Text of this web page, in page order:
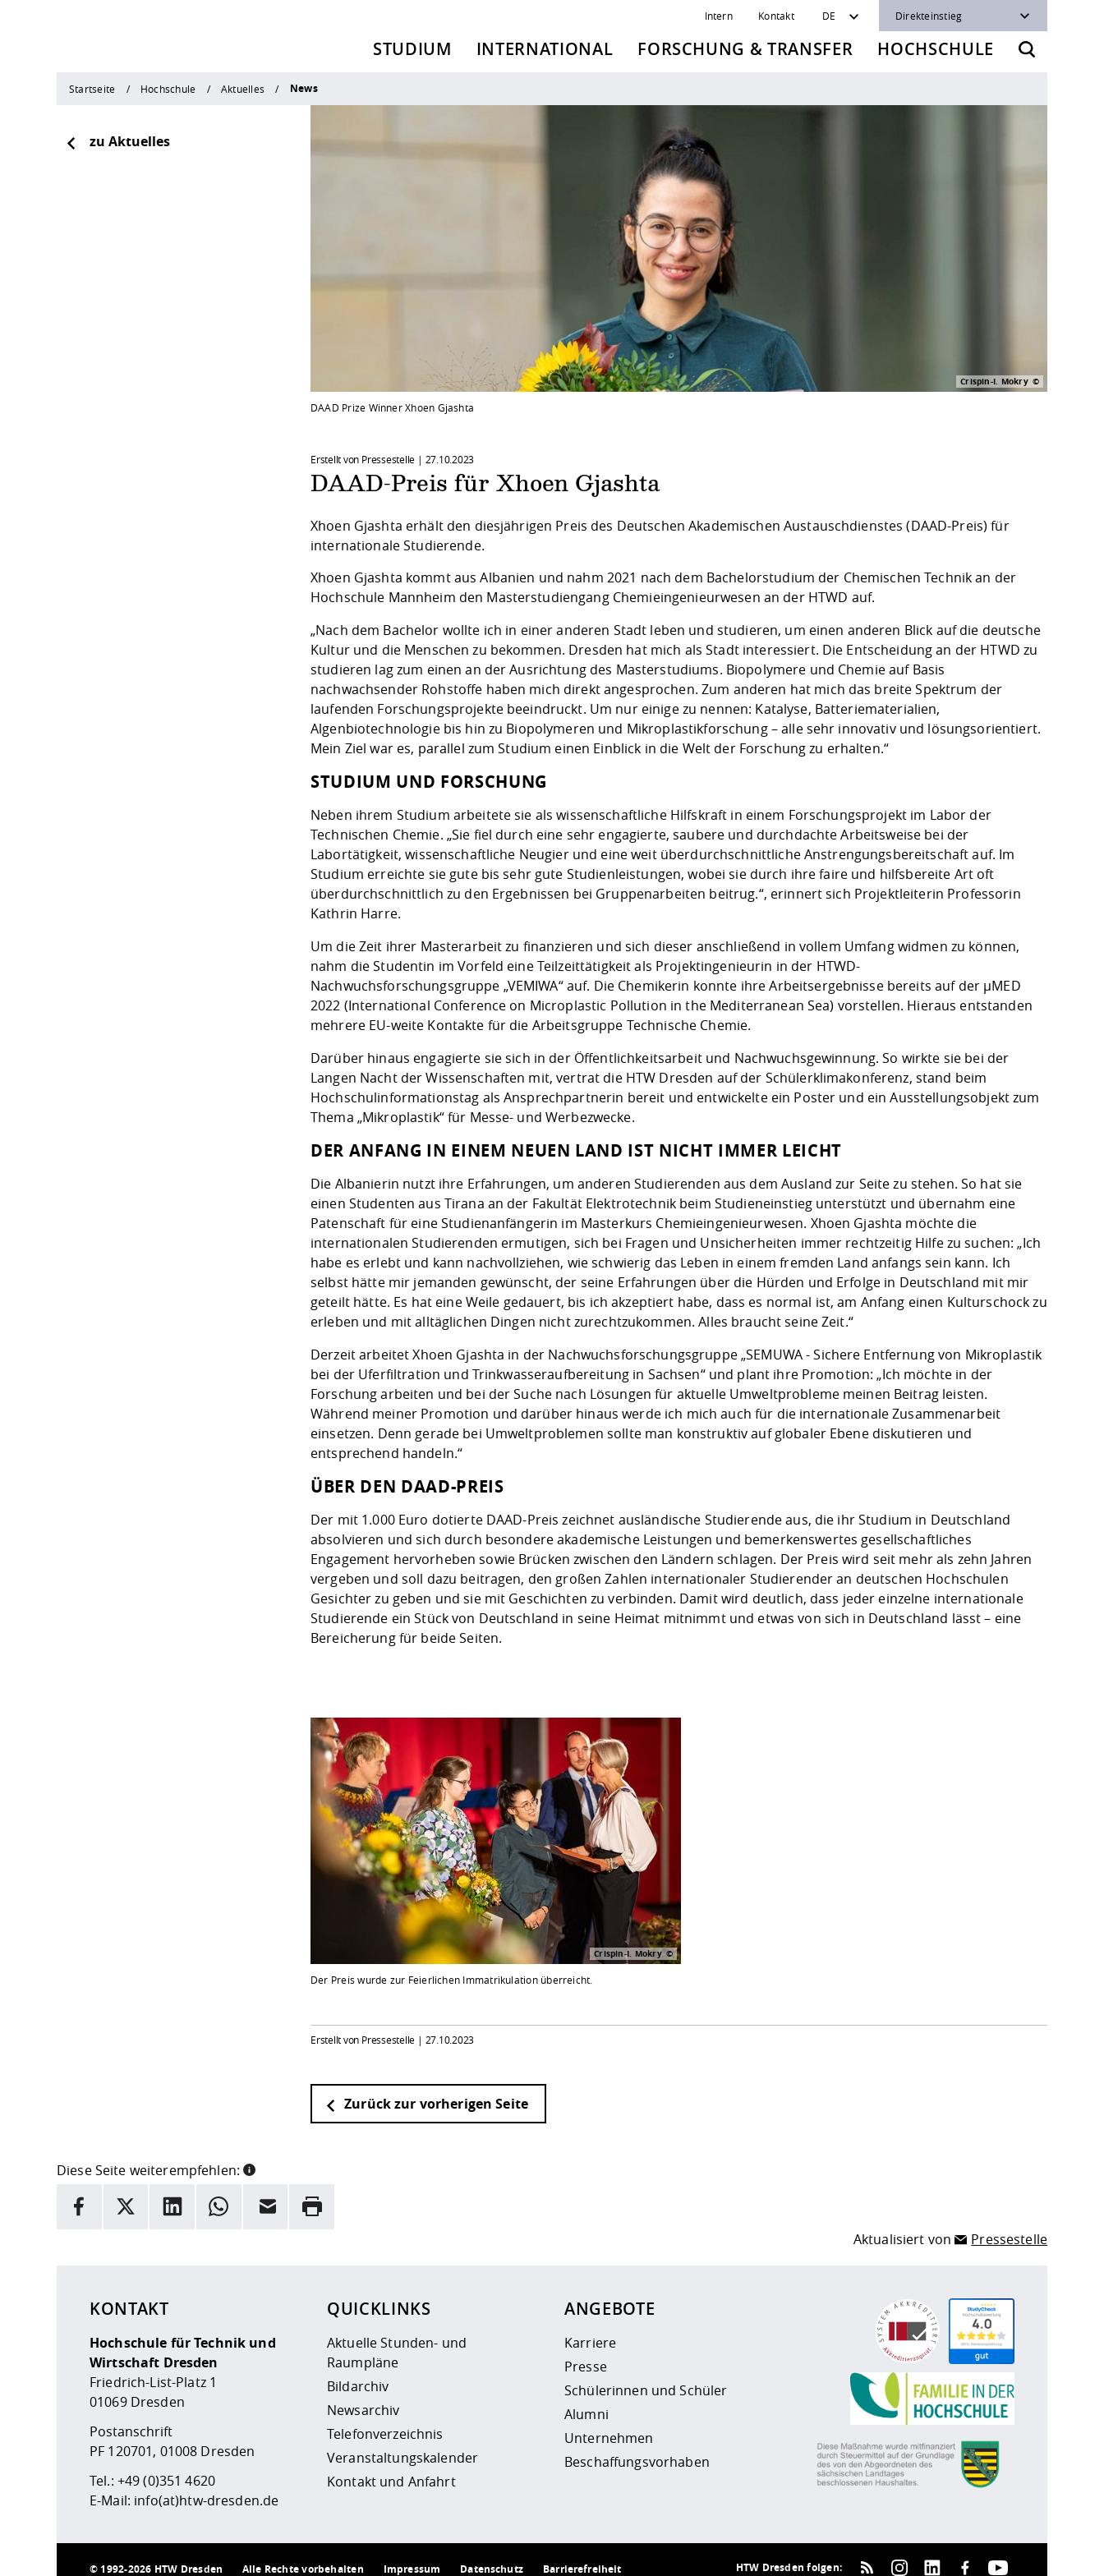
Intern Kontakt DE Direkteinstieg
STUDIUM INTERNATIONAL FORSCHUNG & TRANSFER HOCHSCHULE
Startseite Hochschule Aktuelles News
zu Aktuelles
Crispin-I. Mokry
DAAD Prize Winner Xhoen Gjashta
Erstellt von Pressestelle | 27.10.2023
DAAD-Preis für Xhoen Gjashta
Xhoen Gjashta erhält den diesjährigen Preis des Deutschen Akademischen Austauschdienstes (DAAD-Preis) für
internationale Studierende.
Xhoen Gjashta kommt aus Albanien und nahm 2021 nach dem Bachelorstudium der Chemischen Technik an der
Hochschule Mannheim den Masterstudiengang Chemieingenieurwesen an der HTWD auf.
„Nach dem Bachelor wollte ich in einer anderen Stadt leben und studieren, um einen anderen Blick auf die deutsche
Kultur und die Menschen zu bekommen. Dresden hat mich als Stadt interessiert. Die Entscheidung an der HTWD zu
studieren lag zum einen an der Ausrichtung des Masterstudiums. Biopolymere und Chemie auf Basis
nachwachsender Rohstoffe haben mich direkt angesprochen. Zum anderen hat mich das breite Spektrum der
laufenden Forschungsprojekte beeindruckt. Um nur einige zu nennen: Katalyse, Batteriematerialien,
Algenbiotechnologie bis hin zu Biopolymeren und Mikroplastikforschung – alle sehr innovativ und lösungsorientiert.
Mein Ziel war es, parallel zum Studium einen Einblick in die Welt der Forschung zu erhalten.“
STUDIUM UND FORSCHUNG
Neben ihrem Studium arbeitete sie als wissenschaftliche Hilfskraft in einem Forschungsprojekt im Labor der
Technischen Chemie. „Sie fiel durch eine sehr engagierte, saubere und durchdachte Arbeitsweise bei der
Labortätigkeit, wissenschaftliche Neugier und eine weit überdurchschnittliche Anstrengungsbereitschaft auf. Im
Studium erreichte sie gute bis sehr gute Studienleistungen, wobei sie durch ihre faire und hilfsbereite Art oft
überdurchschnittlich zu den Ergebnissen bei Gruppenarbeiten beitrug.“, erinnert sich Projektleiterin Professorin
Kathrin Harre.
Um die Zeit ihrer Masterarbeit zu finanzieren und sich dieser anschließend in vollem Umfang widmen zu können,
nahm die Studentin im Vorfeld eine Teilzeittätigkeit als Projektingenieurin in der HTWD-
Nachwuchsforschungsgruppe „VEMIWA“ auf. Die Chemikerin konnte ihre Arbeitsergebnisse bereits auf der µMED
2022 (International Conference on Microplastic Pollution in the Mediterranean Sea) vorstellen. Hieraus entstanden
mehrere EU-weite Kontakte für die Arbeitsgruppe Technische Chemie.
Darüber hinaus engagierte sie sich in der Öffentlichkeitsarbeit und Nachwuchsgewinnung. So wirkte sie bei der
Langen Nacht der Wissenschaften mit, vertrat die HTW Dresden auf der Schülerklimakonferenz, stand beim
Hochschulinformationstag als Ansprechpartnerin bereit und entwickelte ein Poster und ein Ausstellungsobjekt zum
Thema „Mikroplastik“ für Messe- und Werbezwecke.
DER ANFANG IN EINEM NEUEN LAND IST NICHT IMMER LEICHT
Die Albanierin nutzt ihre Erfahrungen, um anderen Studierenden aus dem Ausland zur Seite zu stehen. So hat sie
einen Studenten aus Tirana an der Fakultät Elektrotechnik beim Studieneinstieg unterstützt und übernahm eine
Patenschaft für eine Studienanfängerin im Masterkurs Chemieingenieurwesen. Xhoen Gjashta möchte die
internationalen Studierenden ermutigen, sich bei Fragen und Unsicherheiten immer rechtzeitig Hilfe zu suchen: „Ich
habe es erlebt und kann nachvollziehen, wie schwierig das Leben in einem fremden Land anfangs sein kann. Ich
selbst hätte mir jemanden gewünscht, der seine Erfahrungen über die Hürden und Erfolge in Deutschland mit mir
geteilt hätte. Es hat eine Weile gedauert, bis ich akzeptiert habe, dass es normal ist, am Anfang einen Kulturschock zu
erleben und mit alltäglichen Dingen nicht zurechtzukommen. Alles braucht seine Zeit.“
Derzeit arbeitet Xhoen Gjashta in der Nachwuchsforschungsgruppe „SEMUWA - Sichere Entfernung von Mikroplastik
bei der Uferfiltration und Trinkwasseraufbereitung in Sachsen“ und plant ihre Promotion: „Ich möchte in der
Forschung arbeiten und bei der Suche nach Lösungen für aktuelle Umweltprobleme meinen Beitrag leisten.
Während meiner Promotion und darüber hinaus werde ich mich auch für die internationale Zusammenarbeit
einsetzen. Denn gerade bei Umweltproblemen sollte man konstruktiv auf globaler Ebene diskutieren und
entsprechend handeln.“
ÜBER DEN DAAD-PREIS
Der mit 1.000 Euro dotierte DAAD-Preis zeichnet ausländische Studierende aus, die ihr Studium in Deutschland
absolvieren und sich durch besondere akademische Leistungen und bemerkenswertes gesellschaftliches
Engagement hervorheben sowie Brücken zwischen den Ländern schlagen. Der Preis wird seit mehr als zehn Jahren
vergeben und soll dazu beitragen, den großen Zahlen internationaler Studierender an deutschen Hochschulen
Gesichter zu geben und sie mit Geschichten zu verbinden. Damit wird deutlich, dass jeder einzelne internationale
Studierende ein Stück von Deutschland in seine Heimat mitnimmt und etwas von sich in Deutschland lässt – eine
Bereicherung für beide Seiten.
Crispin-I. Mokry
Der Preis wurde zur Feierlichen Immatrikulation überreicht.
Erstellt von Pressestelle | 27.10.2023
Zurück zur vorherigen Seite
Diese Seite weiterempfehlen:
INFORMATION
Facebook
X LinkedInWhatsappE-Mail Drucken
Aktualisiert von Pressestelle
KONTAKT
Hochschule für Technik und
Wirtschaft Dresden
Friedrich-List-Platz 1
01069 Dresden
Postanschrift
PF 120701, 01008 Dresden
Tel.: +49 (0)351 4620
E-Mail: info(at)htw-dresden.de
QUICKLINKS
Aktuelle Stunden- und
Raumpläne
Bildarchiv
Newsarchiv
Telefonverzeichnis
Veranstaltungskalender
Kontakt und Anfahrt
ANGEBOTE
Karriere
Presse
Schülerinnen und Schüler
Alumni
Unternehmen
Beschaffungsvorhaben
© 1992-2026 HTW Dresden Alle Rechte vorbehalten Impressum Datenschutz Barrierefreiheit HTW Dresden folgen: